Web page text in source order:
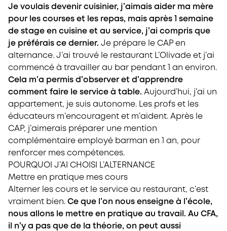
Je voulais devenir cuisinier, j’aimais aider ma mère
pour les courses et les repas, mais après 1 semaine
de stage en cuisine et au service, j’ai compris que
je préférais ce dernier. Je prépare le CAP en
alternance. J’ai trouvé le restaurant L’Olivade et j’ai
commencé à travailler au bar pendant 1 an environ.
Cela m’a permis d’observer et d’apprendre
comment faire le service à table. Aujourd’hui, j’ai un
appartement, je suis autonome. Les profs et les
éducateurs m’encouragent et m’aident. Après le
CAP, j’aimerais préparer une mention
complémentaire employé barman en 1 an, pour
renforcer mes compétences.
POURQUOI J’AI CHOISI L’ALTERNANCE
Mettre en pratique mes cours
Alterner les cours et le service au restaurant, c’est
vraiment bien. Ce que l’on nous enseigne à l’école,
nous allons le mettre en pratique au travail. Au CFA,
il n’y a pas que de la théorie, on peut aussi